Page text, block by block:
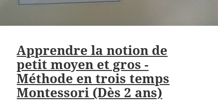
Apprendre la notion de
petit moyen et gros -
Méthode en trois temps
Montessori (Dès 2 ans)